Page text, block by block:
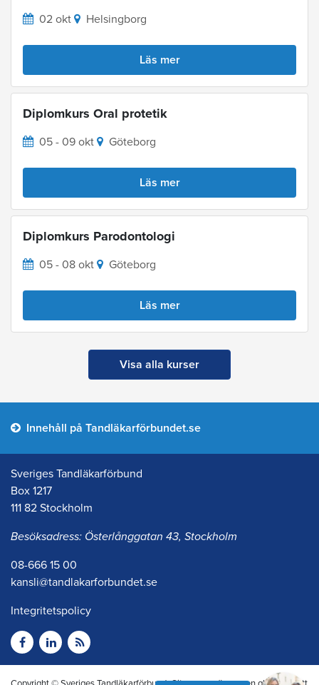
02 okt Helsingborg
Läs mer
Diplomkurs Oral protetik
05 - 09 okt Göteborg
Läs mer
Diplomkurs Parodontologi
05 - 08 okt Göteborg
Läs mer
Visa alla kurser
Innehåll på Tandläkarförbundet.se
Sveriges Tandläkarförbund
Box 1217
111 82 Stockholm
Besöksadress: Österlånggatan 43, Stockholm
08-666 15 00
kansli@tandlakarforbundet.se
Integritetspolicy